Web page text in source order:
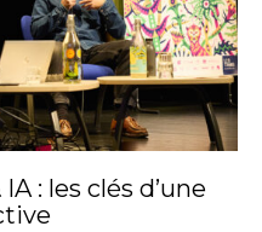
: les clés d’une